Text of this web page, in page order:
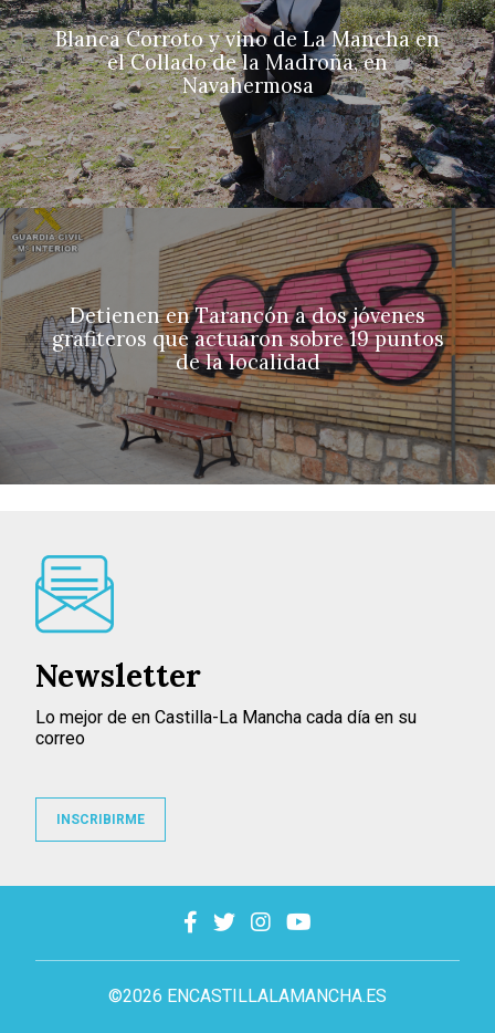
Blanca Corroto y vino de La Mancha en
el Collado de la Madroña, en
Navahermosa
Detienen en Tarancón a dos jóvenes
grafiteros que actuaron sobre 19 puntos
de la localidad
©2026 ENCASTILLALAMANCHA.ES
Newsletter
Lo mejor de en Castilla-La Mancha cada día en su
correo
INSCRIBIRME